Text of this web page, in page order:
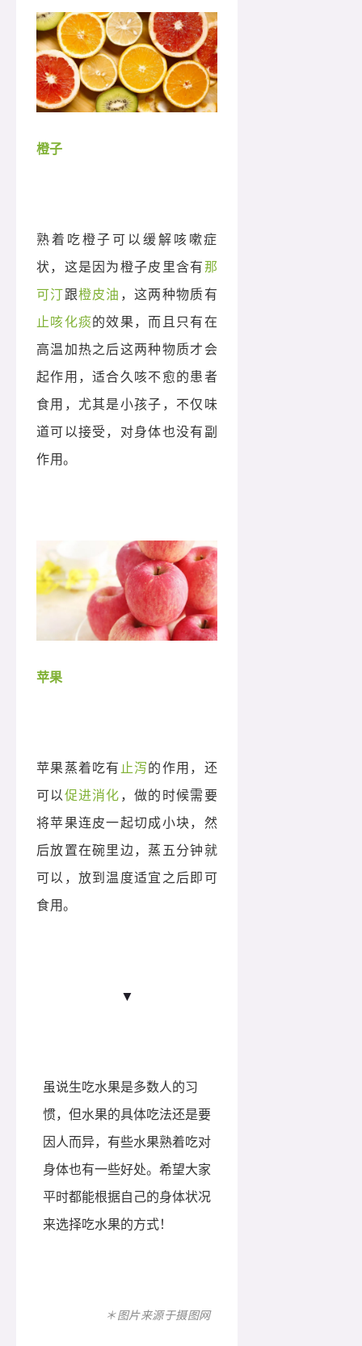
橙子
熟着吃橙子可以缓解咳嗽症
状，这是因为橙子皮里含有那
可汀跟橙皮油 ，这两种物质有
止咳化痰的效果，而且只有在
高温加热之后这两种物质才会
起作用，适合久咳不愈的患者
食用，尤其是小孩子，不仅味
道可以接受，对身体也没有副
作用。
苹果
苹果蒸着吃有止泻的作用，还
可以促进消化，做的时候需要
将苹果连皮一起切成小块，然
后放置在碗里边，蒸五分钟就
可以，放到温度适宜之后即可
食用。
▼
虽说生吃水果是多数人的习
惯，但水果的具体吃法还是要
因人而异，有些水果熟着吃对
身体也有一些好处。希望大家
平时都能根据自己的身体状况
来选择吃水果的方式！
＊图片来源于摄图网